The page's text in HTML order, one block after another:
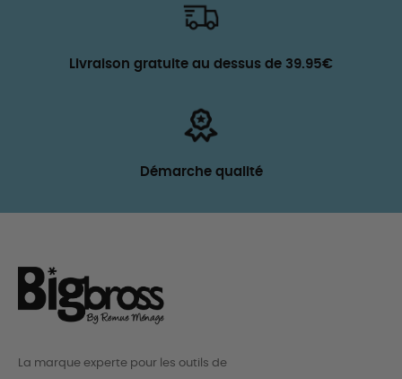
Livraison gratuite au dessus de 39.95€
Démarche qualité
La marque experte pour les outils de